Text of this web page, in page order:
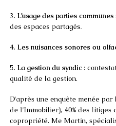
3. L’usage des parties communes
des espaces partagés.
4. Les nuisances sonores ou
5. La gestion du syndic :
qualité de la gestion.
D’après une enquête menée par
de l’Immobilier), 40% des litiges
copropriété. Me Martin,